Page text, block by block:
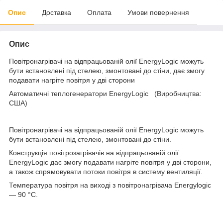
Опис Доставка Оплата Умови повернення
Опис
Повітронагрівачі на відпрацьованій олії EnergyLogic можуть
бути встановлені під стелею, змонтовані до стіни, дає змогу
подавати нагріте повітря у дві сторони
Автоматичні теплогенератори EnergyLogic (Виробництва:
США)
Повітронагрівачі на відпрацьованій олії EnergyLogic можуть
бути встановлені під стелею, змонтовані до стіни.
Конструкція повітрозагрівачів на відпрацьованій олії
EnergyLogic дає змогу подавати нагріте повітря у дві сторони,
а також спрямовувати потоки повітря в систему вентиляції.
Температура повітря на виході з повітронагрівача Energylogic
— 90 °C.